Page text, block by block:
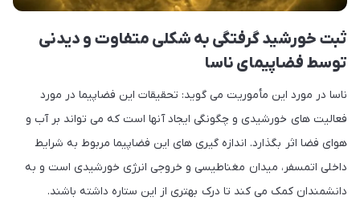
ثبت خورشید گرفتگی به شکلی متفاوت و دیدنی
توسط فضاپیمای ناسا
ناسا در مورد این مأموریت می گوید: تحقیقات این فضاپیما در مورد
فعالیت های خورشیدی و چگونگی ایجاد آنها است که می تواند بر آب و
هوای فضا اثر بگذارد. اندازه گیری های این فضاپیما مربوط به شرایط
داخلی اتمسفر، میدان مغناطیسی و خروجی انرژی خورشیدی است و به
دانشمندان کمک می کند تا درک بهتری از این ستاره داشته باشند.